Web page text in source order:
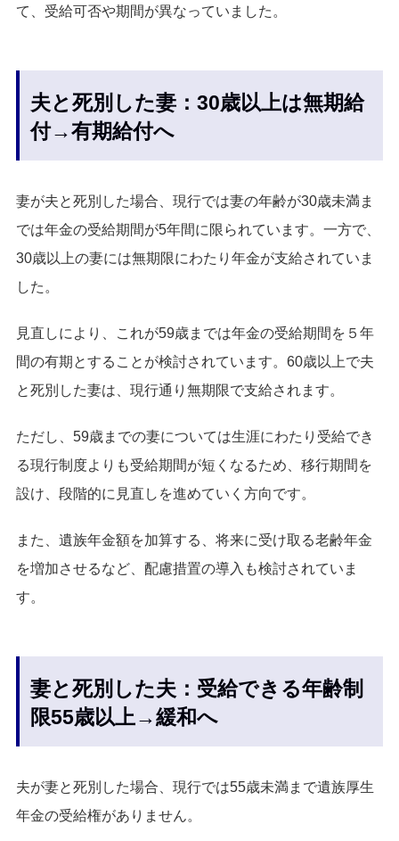
て、受給可否や期間が異なっていました。
夫と死別した妻：30歳以上は無期給
付→有期給付へ
妻が夫と死別した場合、現行では妻の年齢が30歳未満ま
では年金の受給期間が5年間に限られています。一方で、
30歳以上の妻には無期限にわたり年金が支給されていま
した。
見直しにより、これが59歳までは年金の受給期間を５年
間の有期とすることが検討されています。60歳以上で夫
と死別した妻は、現行通り無期限で支給されます。
ただし、59歳までの妻については生涯にわたり受給でき
る現行制度よりも受給期間が短くなるため、移行期間を
設け、段階的に見直しを進めていく方向です。
また、遺族年金額を加算する、将来に受け取る老齢年金
を増加させるなど、配慮措置の導入も検討されていま
す。
妻と死別した夫：受給できる年齢制
限55歳以上→緩和へ
夫が妻と死別した場合、現行では55歳未満まで遺族厚生
年金の受給権がありません。